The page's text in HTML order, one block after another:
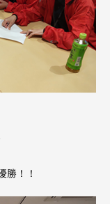
勝！！